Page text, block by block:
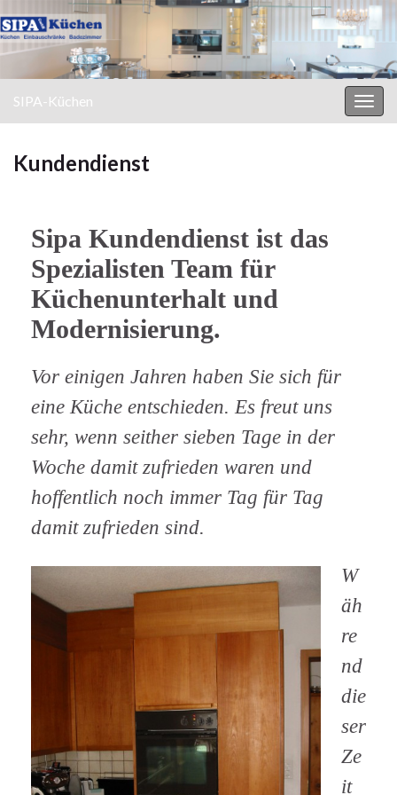
SIPA-Küchen
Kundendienst
Sipa Kundendienst ist das
Spezialisten Team für
Küchenunterhalt und
Modernisierung.
Vor einigen Jahren haben Sie sich für
eine Küche entschieden. Es freut uns
sehr, wenn seither sieben Tage in der
Woche damit zufrieden waren und
hoffentlich noch immer Tag für Tag
damit zufrieden sind.
W
äh
re
nd
die
ser
Ze
it